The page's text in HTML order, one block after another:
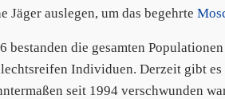
Jäger auslegen, um das begehrte
bestanden die gesamten
Individuen. Derzeit gibt
seit 1994 verschwunden